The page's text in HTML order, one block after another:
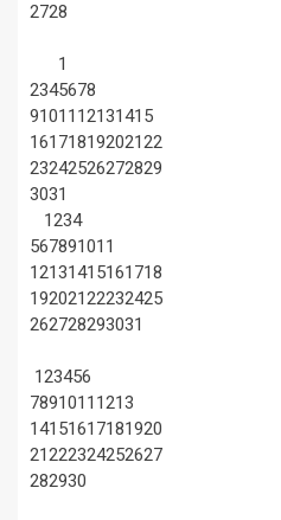
2728
1
2345678
91011 12131415
16171819202122
23242526272829
3031
1234
567891011
12131415161718
19202122232425
262728293031
123456
7891011 1213
14151617181920
21222324252627
282930